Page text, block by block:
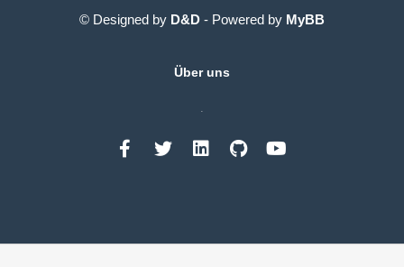
© Designed by D&D - Powered by MyBB
Über uns
.